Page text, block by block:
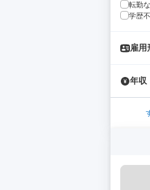
転勤
学歴
雇用
年収